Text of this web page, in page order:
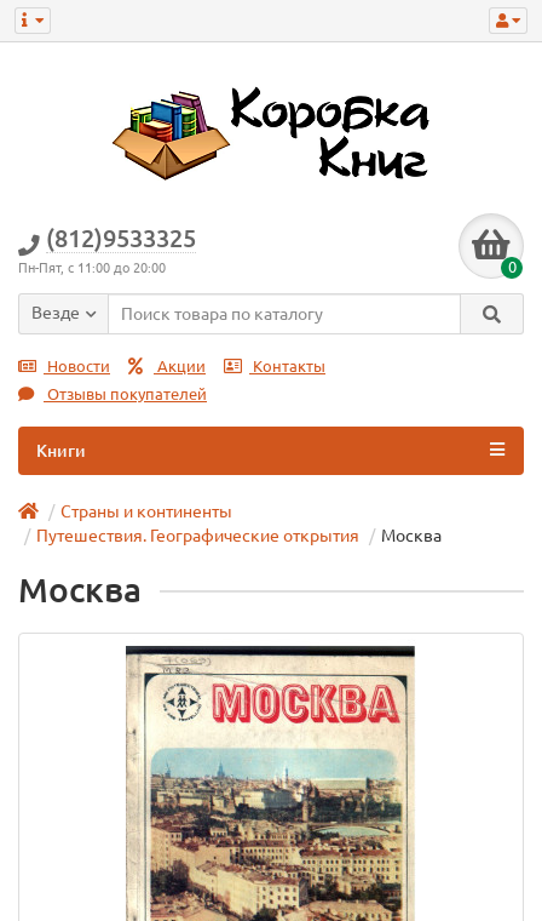
(812)9533325
Пн-Пят, с 11:00 до 20:00 0
Везде
Новости Акции
Контакты
Отзывы покупателей
Книги
Страны и континенты
Путешествия. Географические открытия
Москва
Москва